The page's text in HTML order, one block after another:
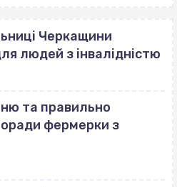
Черкащини
людей з інвалідністю
та правильно
фермерки з